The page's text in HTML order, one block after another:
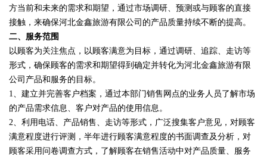
方当前和未来的需求和期望，通过市场调研、预测或与顾客的直接
接触，来确保河北金鑫旅游有限公司的产品质量持续不断的提高。
二、服务范围
以顾客为关注焦点，以顾客满意为目标，通过调研、追踪、走访等
形式，确保顾客的需求和期望得到确定并转化为河北金鑫旅游有限
公司产品和服务的目标。
1、建立并完善客户档案，通过本部门销售网点的业务人员了解市场
的产品需求信息、客户对产品的使用信息。
2、利用电话、产品销售、走访等形式，广泛搜集客户意见，对顾客
满意程度进行评测，半年进行顾客满意程度的书面调查及分析，对
顾客采用问卷调查方式，了解顾客在销售活动中对产品质量、服务